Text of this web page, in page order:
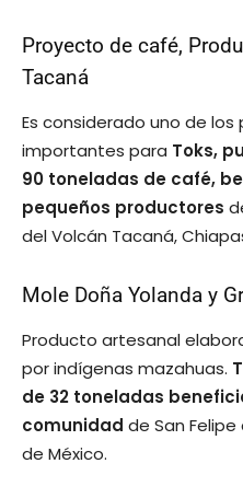
Proyecto de café,
Tacaná
Es considerado uno de
importantes para Toks,
90 toneladas de café,
pequeños productores
del Volcán Tacaná,
Mole Doña Yolanda y
Producto artesanal
por indígenas mazahuas.
de 32 toneladas
comunidad de San
de México.